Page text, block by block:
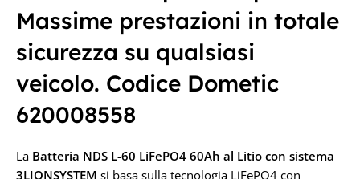
Massime prestazioni in totale
sicurezza su qualsiasi
veicolo. Codice Dometic
620008558
La Batteria NDS L-60 LiFePO4 60Ah al Litio con sistema
3LIONSYSTEM si basa sulla tecnologia LiFePO4 con